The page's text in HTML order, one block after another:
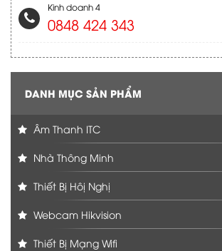
Kinh doanh 4
0848 424 343
DANH MỤC SẢN PHẨM
Âm Thanh ITC
Nhà Thông Minh
Thiết Bị Hôị Nghị
Webcam Hikvision
Thiết Bị Mạng Wifi